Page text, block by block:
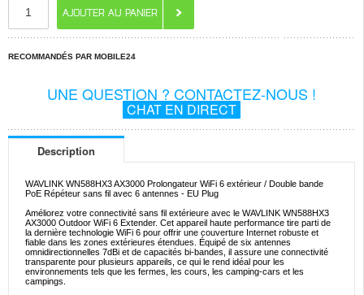
RECOMMANDÉS PAR MOBILE24
UNE QUESTION ? CONTACTEZ-NOUS !
CHAT EN DIRECT
Description
WAVLINK WN588HX3 AX3000 Prolongateur WiFi 6 extérieur / Double bande
PoE Répéteur sans fil avec 6 antennes - EU Plug
Améliorez votre connectivité sans fil extérieure avec le WAVLINK WN588HX3
AX3000 Outdoor WiFi 6 Extender. Cet appareil haute performance tire parti de
la dernière technologie WiFi 6 pour offrir une couverture Internet robuste et
fiable dans les zones extérieures étendues. Équipé de six antennes
omnidirectionnelles 7dBi et de capacités bi-bandes, il assure une connectivité
transparente pour plusieurs appareils, ce qui le rend idéal pour les
environnements tels que les fermes, les cours, les camping-cars et les
campings.